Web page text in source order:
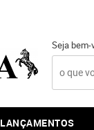
Seja bem-
LANÇAMENTOS